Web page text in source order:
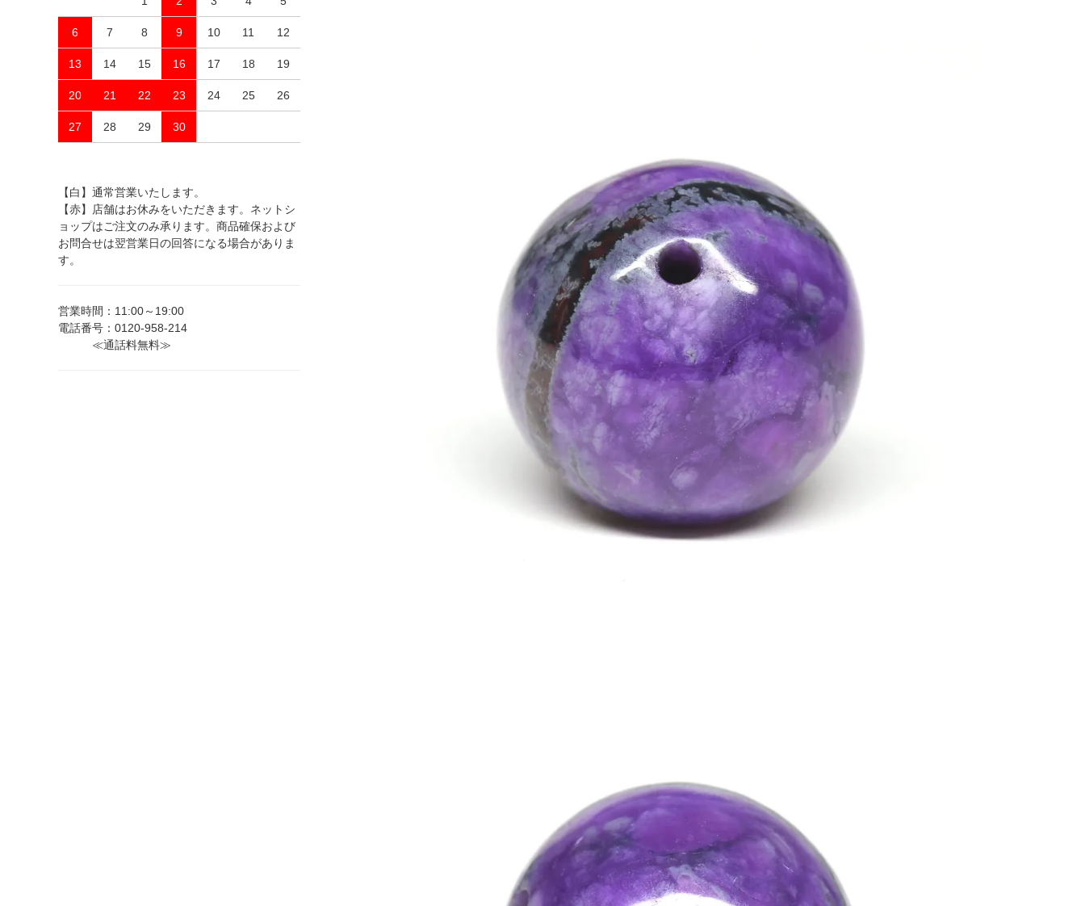
6 7 8 9 10 11 12
13 14 15 16 17 18 19
20 21 22 23 24 25 26
27 28 29 30
【白】通常営業いたします。
【赤】店舗はお休みをいただきます。ネットシ
ョップはご注文のみ承ります。商品確保および
お問合せは翌営業日の回答になる場合がありま
す。
営業時間：11:00～19:00
電話番号：0120-958-214
≪通話料無料≫